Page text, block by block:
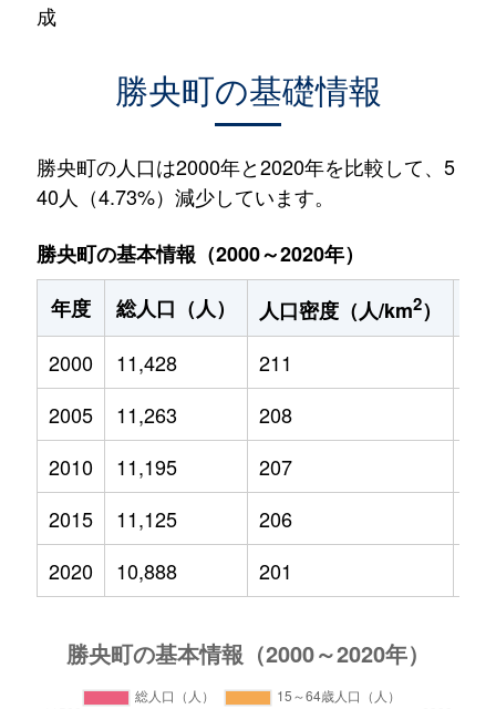
成
勝央町の基礎情報
勝央町の人口は2000年と2020年を比較して、5
40人（4.73%）減少しています。
勝央町の基本情報（2000～2020年）
年度
総人口（人） 人口密度（人/km2）
2000
11,428 211
2005
11,263 208
2010
11,195 207
2015
11,125 206
2020
10,888 201